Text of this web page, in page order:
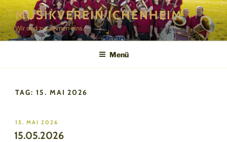
Zum
Inhalt
springen
MUSIKVEREIN ICHENHEIM
Wir sind zusammen eins
Menü
TAG: 15. MAI 2026
VERÖFFENTLICHT
AM
15. MAI 2026
15.05.2026